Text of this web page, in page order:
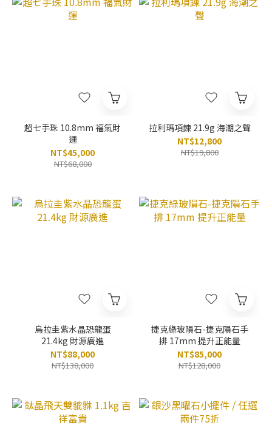
超七手珠 10.8mm 福氣財
運
NT$45,000
NT$68,000
拉利瑪項鍊 21.9g 海潮之聲
NT$12,800
NT$19,800
烏拉圭紫水晶恐龍蛋
21.4kg 財源廣進
NT$88,000
NT$138,000
捷克綠玻隕石-捷克隕石手
排 17mm 提升正能量
NT$85,000
NT$128,000